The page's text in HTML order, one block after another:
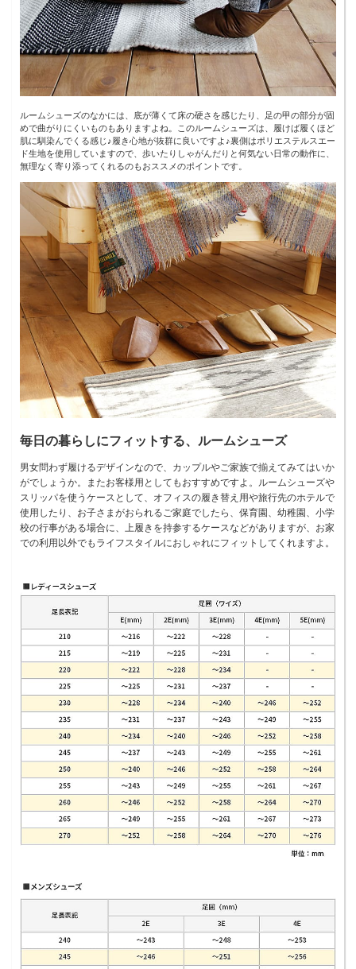
ルームシューズのなかには、底が薄くて床の硬さを感じたり、足の甲の部分が固
めで曲がりにくいものもありますよね。このルームシューズは、履けば履くほど
肌に馴染んでくる感じ♪履き心地が抜群に良いですよ♪裏側はポリエステルスエー
ド生地を使用していますので、歩いたりしゃがんだりと何気ない日常の動作に、
無理なく寄り添ってくれるのもおススメのポイントです。
毎日の暮らしにフィットする、ルームシューズ
男女問わず履けるデザインなので、カップルやご家族で揃えてみてはいか
がでしょうか。またお客様用としてもおすすめですよ。ルームシューズや
スリッパを使うケースとして、オフィスの履き替え用や旅行先のホテルで
使用したり、お子さまがおられるご家庭でしたら、保育園、幼稚園、小学
校の行事がある場合に、上履きを持参するケースなどがありますが、お家
での利用以外でもライフスタイルにおしゃれにフィットしてくれますよ。